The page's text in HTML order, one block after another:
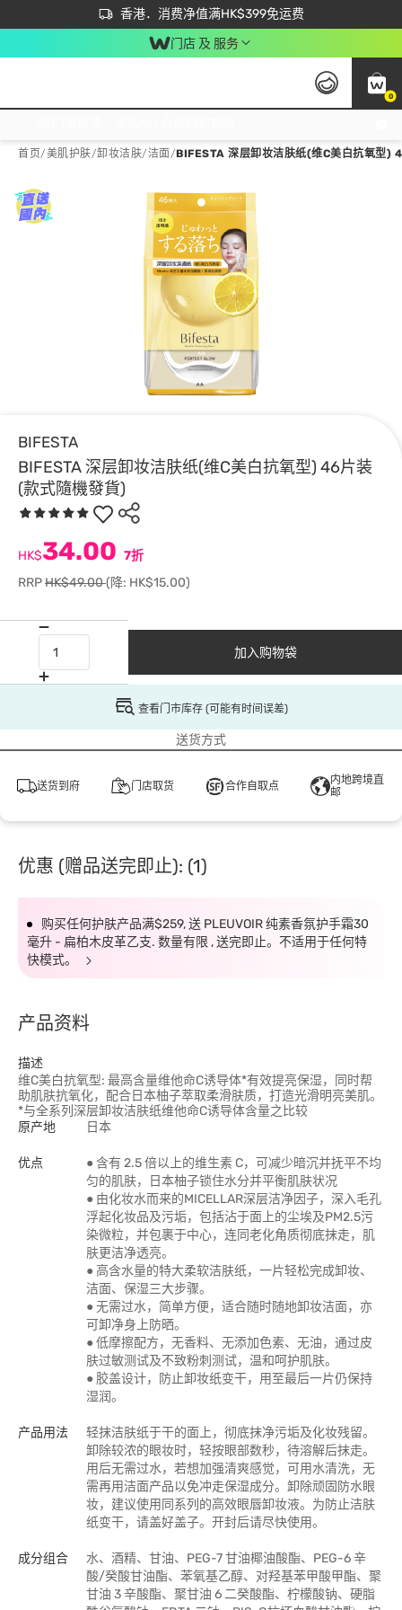
香港．消费净值满HK$399免运费
立即成为易赏钱会员尽享独家优惠
首次APP下单买满$450 输入 NEWAPP 即减$50
门店 及 服务
0
首页/美肌护肤/卸妆洁肤/洁面/BIFESTA 深层卸妆洁肤纸(维C美白抗氧型)
BIFESTA
BIFESTA 深层卸妆洁肤纸(维C美白抗氧型) 46片装
(款式隨機發貨)
HK$34.00 7折
RRPHK$49.00(降: HK$15.00)
加入购物袋
查看门市库存 (可能有时间误差)
送货方式
送货到府 门店取货 合作自取点
内地跨境直
邮
优惠 (赠品送完即止): (1)
购买任何护肤产品满$259, 送 PLEUVOIR 纯素香氛护手霜30
毫升 - 扁柏木皮革乙支. 数量有限 , 送完即止。不适用于任何特
快模式。
产品资料
描述
维C美白抗氧型: 最高含量维他命C诱导体*有效提亮保湿，同时帮
助肌肤抗氧化，配合日本柚子萃取柔滑肤质，打造光滑明亮美肌。
*与全系列深层卸妆洁肤纸维他命C诱导体含量之比较
原产地
日本
优点
● 含有 2.5 倍以上的维生素 C，可减少暗沉并抚平不均
匀的肌肤，日本柚子锁住水分并平衡肌肤状况
● 由化妆水而来的MICELLAR深层洁净因子，深入毛孔
浮起化妆品及污垢，包括沾于面上的尘埃及PM2.5污
染微粒，并包裹于中心，连同老化角质彻底抹走，肌
肤更洁净透亮。
● 高含水量的特大柔软洁肤纸，一片轻松完成卸妆、
洁面、保湿三大步骤。
● 无需过水，简单方便，适合随时随地卸妆洁面，亦
可卸净身上防晒。
● 低摩擦配方，无香料、无添加色素、无油，通过皮
肤过敏测试及不致粉刺测试，温和呵护肌肤。
● 胶盖设计，防止卸妆纸变干，用至最后一片仍保持
湿润。
产品用法
轻抹洁肤纸于干的面上，彻底抹净污垢及化妆残留。
卸除较浓的眼妆时，轻按眼部数秒，待溶解后抹走。
用后无需过水，若想加强清爽感觉，可用水清洗，无
需再用洁面产品以免冲走保湿成分。卸除顽固防水眼
妆，建议使用同系列的高效眼唇卸妆液。为防止洁肤
纸变干，请盖好盖子。开封后请尽快使用。
成分组合
水、酒精、甘油、PEG-7 甘油椰油酸酯、PEG-6 辛
酸/癸酸甘油酯、苯氧基乙醇、对羟基苯甲酸甲酯、聚
甘油 3 辛酸酯、聚甘油 6 二癸酸酯、柠檬酸钠、硬脂